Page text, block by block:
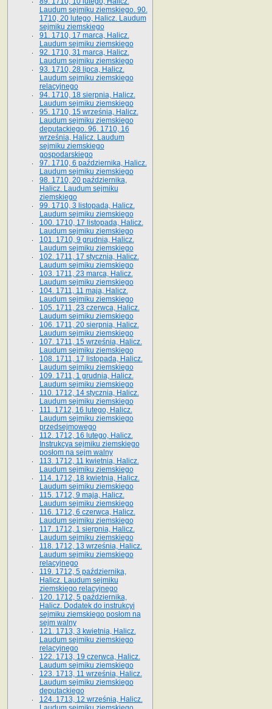
Laudum sejmiku ziemskiego. 90.
1710, 20 lutego, Halicz. Laudum
sejmiku ziemskiego
91. 1710, 17 marca, Halicz.
Laudum sejmiku ziemskiego
92. 1710, 31 marca, Halicz.
Laudum sejmiku ziemskiego
93. 1710, 28 lipca, Halicz.
Laudum sejmiku ziemskiego
relacyjnego
94. 1710, 18 sierpnia, Halicz.
Laudum sejmiku ziemskiego
95. 1710, 15 września, Halicz.
Laudum sejmiku ziemskiego
deputackiego. 96. 1710, 16
września, Halicz. Laudum
sejmiku ziemskiego
gospodarskiego
97. 1710, 6 października, Halicz.
Laudum sejmiku ziemskiego
98. 1710, 20 października,
Halicz. Laudum sejmiku
ziemskiego
99. 1710, 3 listopada, Halicz.
Laudum sejmiku ziemskiego
100. 1710, 17 listopada, Halicz.
Laudum sejmiku ziemskiego
101. 1710, 9 grudnia, Halicz.
Laudum sejmiku ziemskiego
102. 1711, 17 stycznia, Halicz.
Laudum sejmiku ziemskiego
103. 1711, 23 marca, Halicz.
Laudum sejmiku ziemskiego
104. 1711, 11 maja, Halicz.
Laudum sejmiku ziemskiego
105. 1711, 23 czerwca, Halicz.
Laudum sejmiku ziemskiego
106. 1711, 20 sierpnia, Halicz.
Laudum sejmiku ziemskiego
107. 1711, 15 września, Halicz.
Laudum sejmiku ziemskiego
108. 1711, 17 listopada, Halicz.
Laudum sejmiku ziemskiego
109. 1711, 1 grudnia, Halicz.
Laudum sejmiku ziemskiego
110. 1712, 14 stycznia, Halicz.
Laudum sejmiku ziemskiego
111. 1712, 16 lutego, Halicz.
Laudum sejmiku ziemskiego
przedsejmowego
112. 1712, 16 lutego, Halicz.
Instrukcya sejmiku ziemskiego
posłom na sejm walny
113. 1712, 11 kwietnia, Halicz.
Laudum sejmiku ziemskiego
114. 1712, 18 kwietnia, Halicz.
Laudum sejmiku ziemskiego
115. 1712, 9 maja, Halicz.
Laudum sejmiku ziemskiego
116. 1712, 6 czerwca, Halicz.
Laudum sejmiku ziemskiego
117. 1712, 1 sierpnia, Halicz.
Laudum sejmiku ziemskiego
118. 1712, 13 września, Halicz.
Laudum sejmiku ziemskiego
relacyjnego
119. 1712, 5 października,
Halicz. Laudum sejmiku
ziemskiego relacyjnego
120. 1712, 5 października,
Halicz. Dodatek do instrukcyi
sejmiku ziemskiego posłom na
sejm walny
121. 1713, 3 kwietnia, Halicz.
Laudum sejmiku ziemskiego
relacyjnego
122. 1713, 19 czerwca, Halicz.
Laudum sejmiku ziemskiego
123. 1713, 11 września, Halicz.
Laudum sejmiku ziemskiego
deputackiego
124. 1713, 12 września, Halicz.